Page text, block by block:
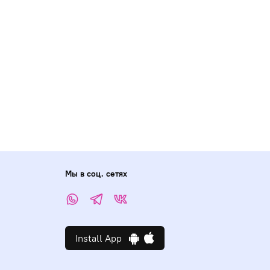
Мы в соц. сетях
Install App